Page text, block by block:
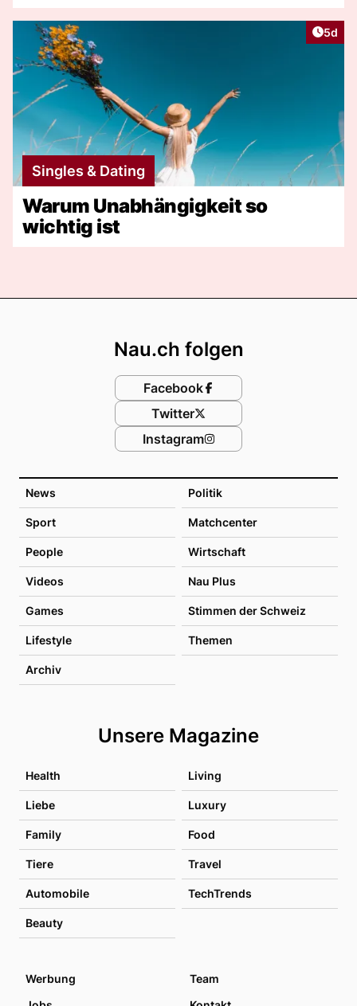
5d
Singles & Dating
Warum Unabhängigkeit so
wichtig ist
News Politik
Sport Matchcenter
People Wirtschaft
Videos Nau Plus
Games Stimmen der Schweiz
Lifestyle Themen
Archiv
Unsere Magazine
Health Living
Liebe Luxury
Family Food
Tiere Travel
Automobile TechTrends
Beauty
Nau.ch folgen
Facebook
Twitter
Instagram
Werbung
Team